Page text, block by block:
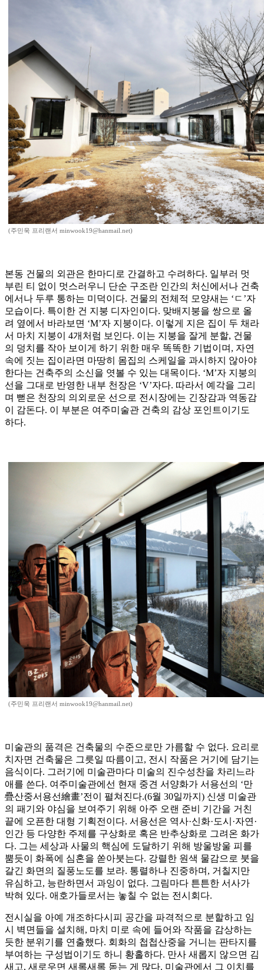
(주민욱 프리랜서 minwook19@hanmail.net)
본동 건물의 외관은 한마디로 간결하고 수려하다. 일부러 멋
부린 티 없이 멋스러우니 단순 구조란 인간의 처신에서나 건축
에서나 두루 통하는 미덕이다. 건물의 전체적 모양새는 ‘ㄷ’자
모습이다. 특이한 건 지붕 디자인이다. 맞배지붕을 쌍으로 올
려 옆에서 바라보면 ‘M’자 지붕이다. 이렇게 지은 집이 두 채라
서 마치 지붕이 4개처럼 보인다. 이는 지붕을 잘게 분할, 건물
의 덩치를 작아 보이게 하기 위한 매우 똑똑한 기법이며, 자연
속에 짓는 집이라면 마땅히 몸집의 스케일을 과시하지 않아야
한다는 건축주의 소신을 엿볼 수 있는 대목이다. ‘M’자 지붕의
선을 그대로 반영한 내부 천장은 ‘V’자다. 따라서 예각을 그리
며 뻗은 천장의 의외로운 선으로 전시장에는 긴장감과 역동감
이 감돈다. 이 부분은 여주미술관 건축의 감상 포인트이기도
하다.
(주민욱 프리랜서 minwook19@hanmail.net)
미술관의 품격은 건축물의 수준으로만 가름할 수 없다. 요리로
치자면 건축물은 그릇일 따름이고, 전시 작품은 거기에 담기는
음식이다. 그러기에 미술관마다 미술의 진수성찬을 차리느라
애를 쓴다. 여주미술관에선 현재 중견 서양화가 서용선의 ‘만
疊산중서용선繪畫’전이 펼쳐진다.(6월 30일까지) 신생 미술관
의 패기와 야심을 보여주기 위해 아주 오랜 준비 기간을 거친
끝에 오픈한 대형 기획전이다. 서용선은 역사·신화·도시·자연·
인간 등 다양한 주제를 구상화로 혹은 반추상화로 그려온 화가
다. 그는 세상과 사물의 핵심에 도달하기 위해 방울방울 피를
뿜듯이 화폭에 심혼을 쏟아붓는다. 강렬한 원색 물감으로 붓을
갈긴 화면의 질풍노도를 보라. 통렬하나 진중하며, 거칠지만
유심하고, 능란하면서 과잉이 없다. 그림마다 튼튼한 서사가
박혀 있다. 애호가들로서는 놓칠 수 없는 전시회다.
전시실을 아예 개조하다시피 공간을 파격적으로 분할하고 임
시 벽면들을 설치해, 마치 미로 속에 들어와 작품을 감상하는
듯한 분위기를 연출했다. 회화의 첩첩산중을 거니는 판타지를
부여하는 구성법이기도 하니 황홀하다. 만사 새롭지 않으면 김
새고, 새로우면 새록새록 돋는 게 많다. 미술관에서 그 이치를